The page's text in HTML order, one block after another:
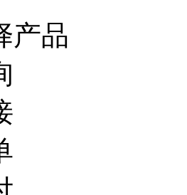
产品